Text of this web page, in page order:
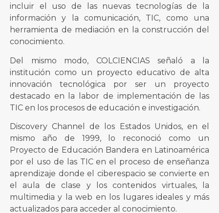
incluir el uso de las nuevas tecnologías de la
información y la comunicación, TIC, como una
herramienta de mediación en la construcción del
conocimiento.
Del mismo modo, COLCIENCIAS señaló a la
institución como un proyecto educativo de alta
innovación tecnológica por ser un proyecto
destacado en la labor de implementación de las
TIC en los procesos de educación e investigación.
Discovery Channel de los Estados Unidos, en el
mismo año de 1999, lo reconoció como un
Proyecto de Educación Bandera en Latinoamérica
por el uso de las TIC en el proceso de enseñanza
aprendizaje donde el ciberespacio se convierte en
el aula de clase y los contenidos virtuales, la
multimedia y la web en los lugares ideales y más
actualizados para acceder al conocimiento.